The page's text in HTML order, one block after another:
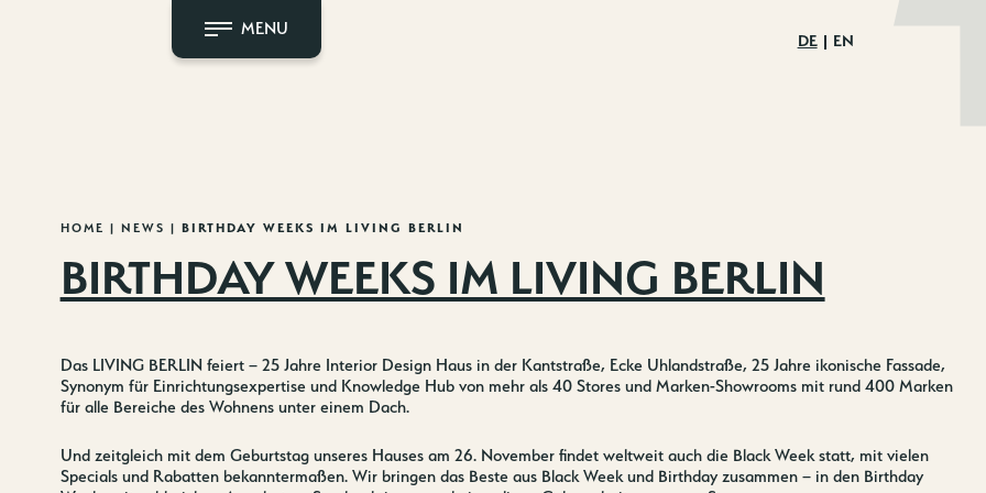
MENU
DE EN
HOME | NEWS | BIRTHDAY WEEKS IM LIVING BERLIN
BIRTHDAY WEEKS IM LIVING BERLIN
Das LIVING BERLIN feiert – 25 Jahre Interior Design Haus in der Kantstraße, Ecke Uhlandstraße, 25 Jahre ikonische Fassade,
Synonym für Einrichtungsexpertise und Knowledge Hub von mehr als 40 Stores und Marken-Showrooms mit rund 400 Marken
für alle Bereiche des Wohnens unter einem Dach.
Und zeitgleich mit dem Geburtstag unseres Hauses am 26. November findet weltweit auch die Black Week statt, mit vielen
Specials und Rabatten bekanntermaßen. Wir bringen das Beste aus Black Week und Birthday zusammen – in den Birthday